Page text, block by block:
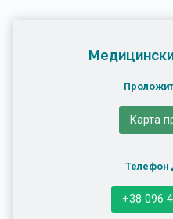
Карта
Телефон
+38 096